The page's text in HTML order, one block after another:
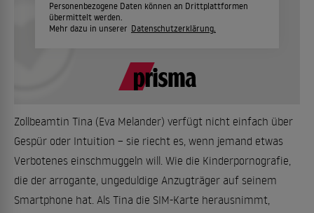
Personenbezogene Daten können an Drittplattformen
übermittelt werden.
Mehr dazu in unserer Datenschutzerklärung.
Zollbeamtin Tina (Eva Melander) verfügt nicht einfach über
Gespür oder Intuition – sie riecht es, wenn jemand etwas
Verbotenes einschmuggeln will. Wie die Kinderpornografie,
die der arrogante, ungeduldige Anzugträger auf seinem
Smartphone hat. Als Tina die SIM-Karte herausnimmt,